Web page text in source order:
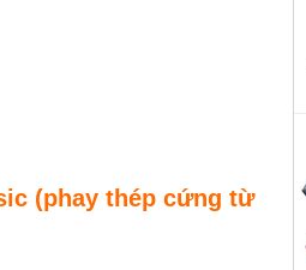
(phay thép cứng từ